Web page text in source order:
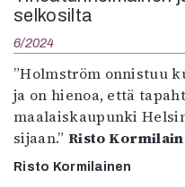
selkosilta
6/2024
”Holmström onnistuu
ja on hienoa, että
maalaiskaupunki
sijaan.” Risto
Risto Kormilainen